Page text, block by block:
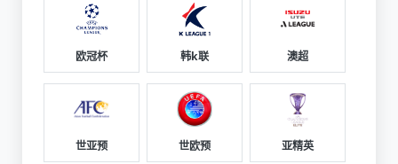
欧冠杯 韩k联 澳超
世亚预 世欧预 亚精英